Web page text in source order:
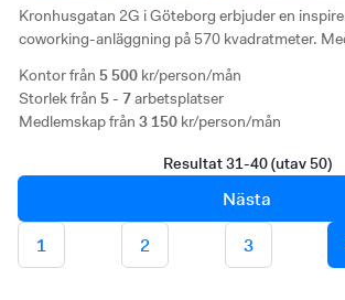
Kontor från 5 500 kr/person/mån
Storlek från 5 - 7arbetsplatser
Medlemskap från 3 150 kr/person/mån
Kronhusgatan 2G i Göteborg erbjuder en
coworking-anläggning på 570 kvadratmeter.
arbetsmiljön.
Resultat 31-40 (utav 50)
Nästa
1
2 3